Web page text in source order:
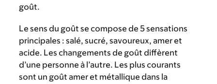
goût.
Le sens du goût se compose de 5 sensations
principales : salé, sucré, savoureux, amer et
acide. Les changements de goût diffèrent
d’une personne à l’autre. Les plus courants
sont un goût amer et métallique dans la